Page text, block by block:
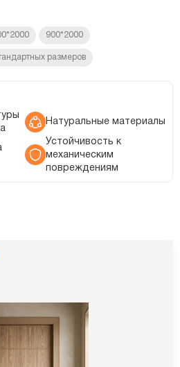
900*2000
размеров
Натуральные материалы
Устойчивость к
механическим
повреждениям